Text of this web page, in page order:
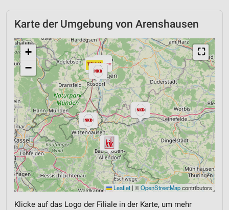
Karte der Umgebung von Arenshausen
⛶
+
−
Leaflet | ©OpenStreetMapcontributors
Klicke auf das Logo der Filiale in der Karte, um mehr